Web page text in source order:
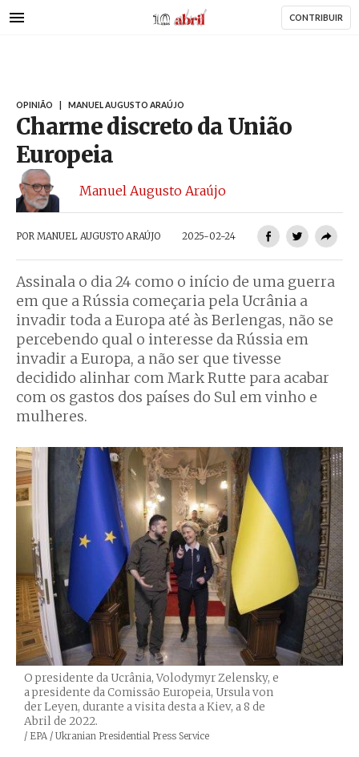
para
AbrilAbril CONTRIBUIR
OPINIÃO MANUEL AUGUSTO ARAÚJO
Charme discreto da União
Europeia
Manuel Augusto Araújo
POR MANUEL AUGUSTO ARAÚJO 2025-02-24
Assinala o dia 24 como o início de uma guerra
em que a Rússia começaria pela Ucrânia a
invadir toda a Europa até às Berlengas, não se
percebendo qual o interesse da Rússia em
invadir a Europa, a não ser que tivesse
decidido alinhar com Mark Rutte para acabar
com os gastos dos países do Sul em vinho e
mulheres.
O presidente da Ucrânia, Volodymyr Zelensky, e
a presidente da Comissão Europeia, Ursula von
der Leyen, durante a visita desta a Kiev, a 8 de
Abril de 2022.
Créditos
/ EPA / Ukranian Presidential Press Service